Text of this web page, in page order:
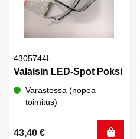
4305744L
Valaisin LED-Spot Poksi
Varastossa (nopea
toimitus)
43,40 €